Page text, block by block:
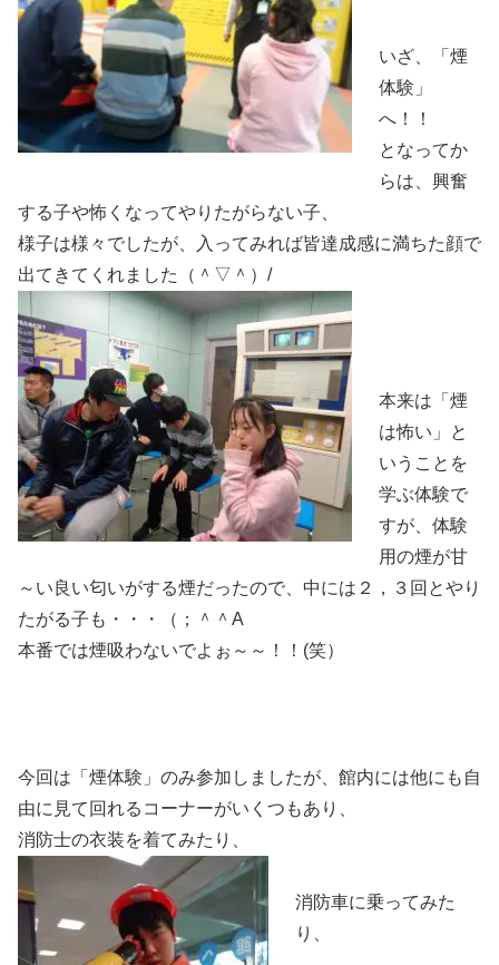
いざ、「煙
体験」
へ！！
となってか
らは、興奮
する子や怖くなってやりたがらない子、
様子は様々でしたが、入ってみれば皆達成感に満ちた顔で
出てきてくれました（＾▽＾）/
本来は「煙
は怖い」と
いうことを
学ぶ体験で
すが、体験
用の煙が甘
～い良い匂いがする煙だったので、中には２，３回とやり
たがる子も・・・（；＾＾A
本番では煙吸わないでよぉ～～！！(笑）
今回は「煙体験」のみ参加しましたが、館内には他にも自
由に見て回れるコーナーがいくつもあり、
消防士の衣装を着てみたり、
消防車に乗ってみた
り、